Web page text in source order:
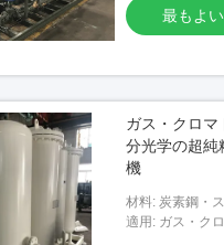
最もよ
ガス・クロマ
分光学の超純
機
材料: 炭素鋼・
適用: ガス・ク